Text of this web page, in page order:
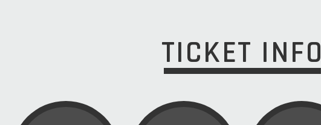
TICKET INFO